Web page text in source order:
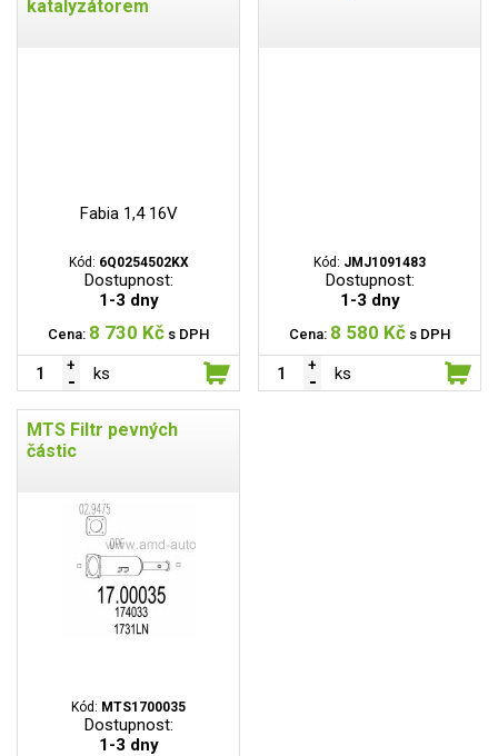
katalyzátorem
Fabia 1,4 16V
Kód: 6Q0254502KX
Dostupnost:
1-3 dny
Cena: 8 730 Kč s DPH
ks
Kód: JMJ1091483
Dostupnost:
1-3 dny
Cena: 8 580 Kč s DPH
ks
MTS Filtr pevných
částic
Kód: MTS1700035
Dostupnost:
1-3 dny